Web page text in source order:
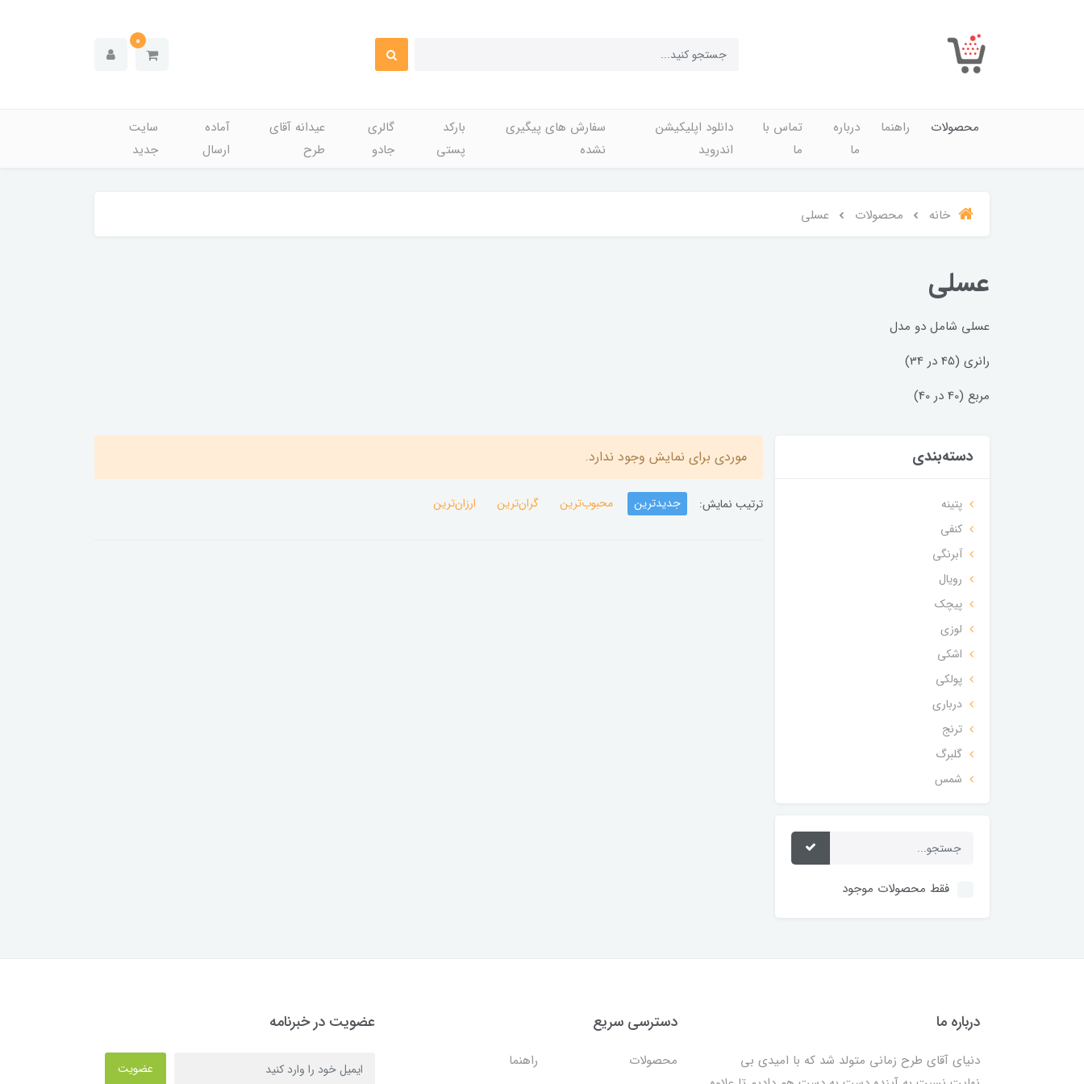
0
محصولات راهنما
درباره
ما
تماس با
ما
دانلود اپلیکیشن
اندروید
سفارش های پیگیری
نشده
بارکد
پستی
گالری
جادو
عیدانه آقای
طرح
آماده
ارسال
سایت
جدید
خانه محصولات عسلی
عسلی
عسلی شامل دو مدل
رانری (45 در 34)
مربع (40 در 40)
دسته‌بندی
پتینه
کنفی
آبرنگی
رویال
پیچک
لوزی
اشکی
پولکی
درباری
ترنج
گلبرگ
شمس
فقط محصولات موجود
موردی برای نمایش وجود ندارد.
ترتیب نمایش: جدیدترین محبوب‌ترین گران‌ترین ارزان‌ترین
درباره ما
دنیای آقای طرح زمانی متولد شد که با امیدی بی
دسترسی سریع
محصولات
راهنما
عضویت در خبرنامه
عضویت